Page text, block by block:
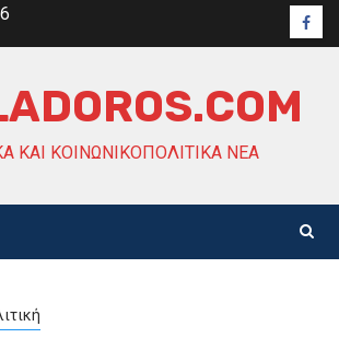
ΚΑΙ ΚΟΙΝΩΝΙΚΟΠΟΛΙΤΙΚΆ ΝΈΑ